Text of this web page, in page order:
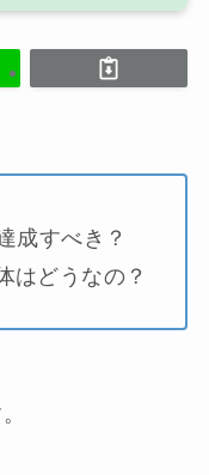
成すべき？
はどうなの？